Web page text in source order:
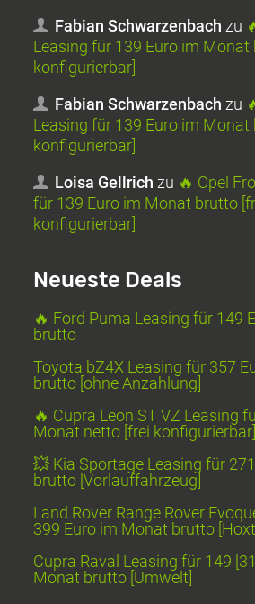
Fabian Schwarzenbach zu
Leasing für 139 Euro im Monat
konfigurierbar]
Fabian Schwarzenbach zu
Leasing für 139 Euro im Monat
konfigurierbar]
Loisa Gellrich zu 🔥 Opel
für 139 Euro im Monat brutto
konfigurierbar]
Neueste Deals
🔥 Ford Puma Leasing für 149
brutto
Toyota bZ4X Leasing für 357
brutto [ohne Anzahlung]
🔥 Cupra Leon ST VZ Leasing
Monat netto [frei konfigurierbar]
💥 Kia Sportage Leasing für
brutto [Vorlauffahrzeug]
Land Rover Range Rover
399 Euro im Monat brutto
Cupra Raval Leasing für 149
Monat brutto [Umwelt]